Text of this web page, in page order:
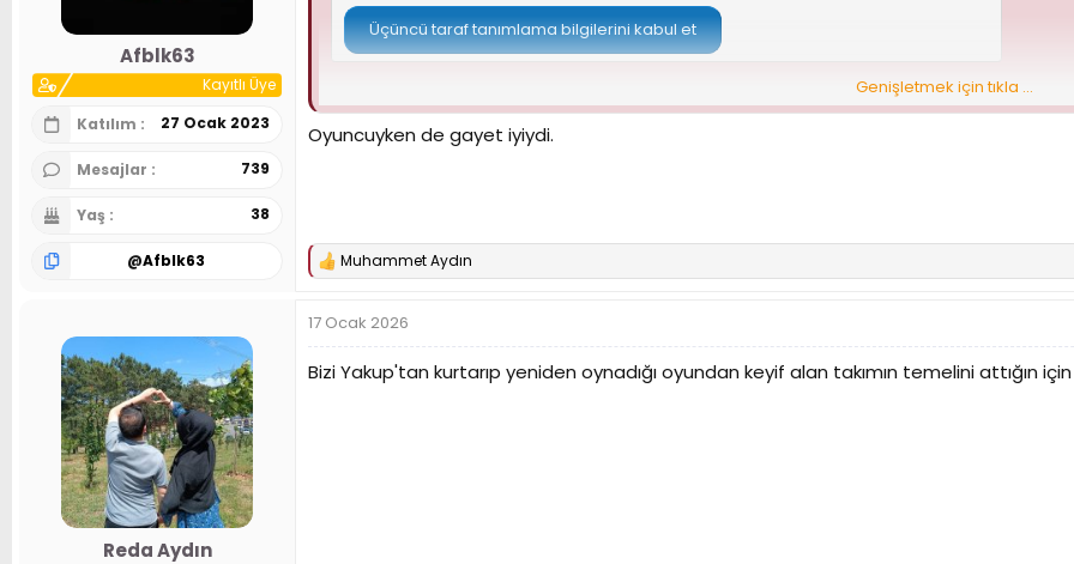
Afblk63
Kayıtlı Üye
Katılım
27 Ocak 2023
Mesajlar 739
Yaş 38
@Afblk63
Üçüncü taraf tanımlama bilgilerini kabul et
Oyunculuğunda Eurocup'ı kazandırdı.
Şimdi ki göreviyle de başka nice kupalar ve şampiyonluklar kazandıracak
Genişletmek için tıkla ...
Oyuncuyken de gayet iyiydi.
T
k
i
l
e
Muhammet Aydın
Reda Aydın
17 Ocak 2026
Bizi Yakup'tan kurtarıp yeniden oynadığı oyundan keyif alan takımın temelini attığın